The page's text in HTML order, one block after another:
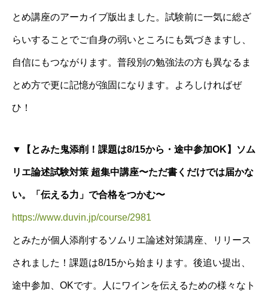
とめ講座のアーカイブ版出ました。試験前に一気に総ざ
らいすることでご自身の弱いところにも気づきますし、
自信にもつながります。普段別の勉強法の方も異なるま
とめ方で更に記憶が強固になります。よろしければぜ
ひ！
▼【とみた鬼添削！課題は8/15から・途中参加OK】ソム
リエ論述試験対策 超集中講座〜ただ書くだけでは届かな
い。「伝える力」で合格をつかむ〜
https://www.duvin.jp/course/2981
とみたが個人添削するソムリエ論述対策講座、リリース
されました！課題は8/15から始まります。後追い提出、
途中参加、OKです。人にワインを伝えるための様々なト